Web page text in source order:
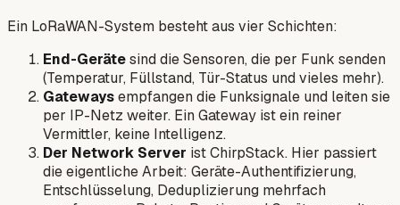
Ein LoRaWAN-System besteht aus vier Schichten:
End-Gerätesind die Sensoren, die per Funk senden
(Temperatur, Füllstand, Tür-Status und vieles mehr).
Gatewaysempfangen die Funksignale und leiten sie
per IP-Netz weiter. Ein Gateway ist ein reiner
Vermittler, keine Intelligenz.
Der Network Server ist ChirpStack. Hier passiert
die eigentliche Arbeit: Geräte-Authentifizierung,
Entschlüsselung, Deduplizierung mehrfach